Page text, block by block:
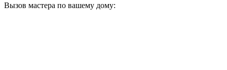
Вызов мастера по вашему дому: